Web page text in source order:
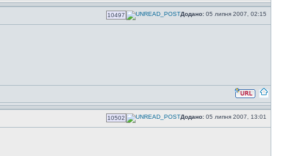
10497 Додано: 05 липня 2007, 02:15
10502 Додано: 05 липня 2007, 13:01